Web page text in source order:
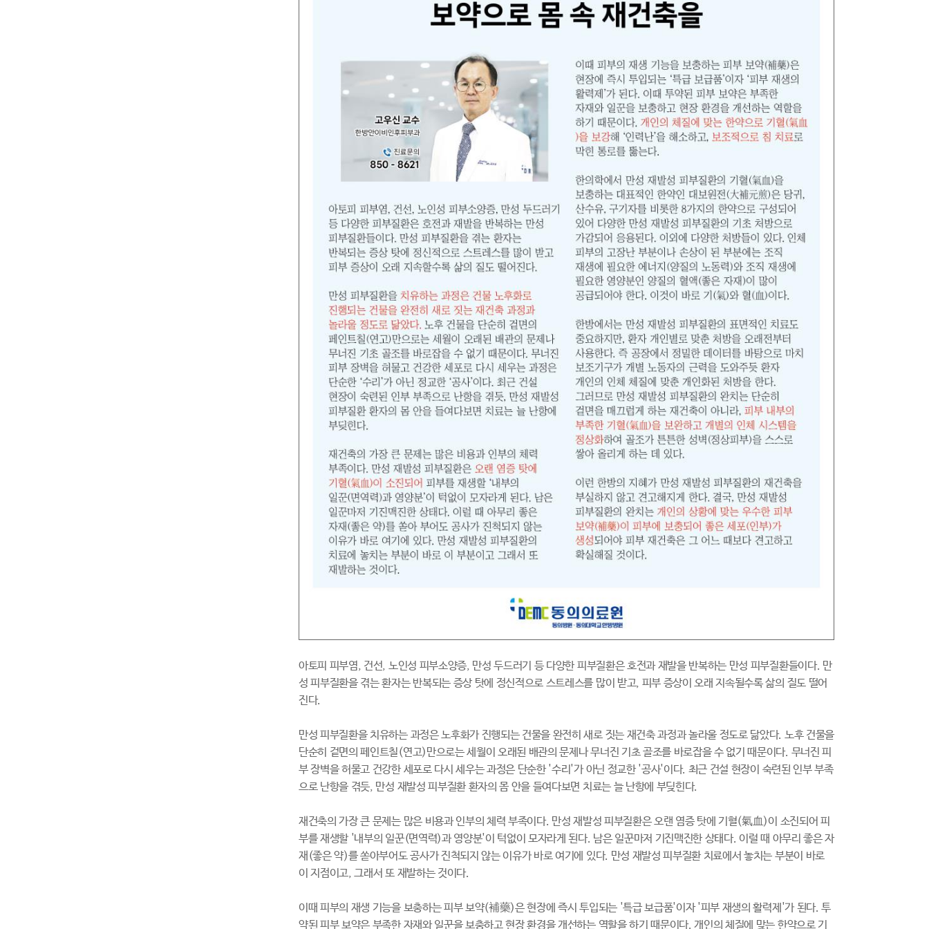
아토피 피부염, 건선, 노인성 피부소양증, 만성 두드러기 등 다양한 피부질환은 호전과 재발을 반복하는 만성 피부질환들이다. 만
성 피부질환을 겪는 환자는 반복되는 증상 탓에 정신적으로 스트레스를 많이 받고, 피부 증상이 오래 지속될수록 삶의 질도 떨어
진다.
만성 피부질환을 치유하는 과정은 노후화가 진행되는 건물을 완전히 새로 짓는 재건축 과정과 놀라울 정도로 닮았다. 노후 건물을
단순히 겉면의 페인트칠(연고)만으로는 세월이 오래된 배관의 문제나 무너진 기초 골조를 바로잡을 수 없기 때문이다. 무너진 피
부 장벽을 허물고 건강한 세포로 다시 세우는 과정은 단순한 '수리'가 아닌 정교한 '공사'이다. 최근 건설 현장이 숙련된 인부 부족
으로 난항을 겪듯, 만성 재발성 피부질환 환자의 몸 안을 들여다보면 치료는 늘 난항에 부딪힌다.
재건축의 가장 큰 문제는 많은 비용과 인부의 체력 부족이다. 만성 재발성 피부질환은 오랜 염증 탓에 기혈(氣血)이 소진되어 피
부를 재생할 '내부의 일꾼(면역력)과 영양분'이 턱없이 모자라게 된다. 남은 일꾼마저 기진맥진한 상태다. 이럴 때 아무리 좋은 자
재(좋은 약)를 쏟아부어도 공사가 진척되지 않는 이유가 바로 여기에 있다. 만성 재발성 피부질환 치료에서 놓치는 부분이 바로
이 지점이고, 그래서 또 재발하는 것이다.
이때 피부의 재생 기능을 보충하는 피부 보약(補藥)은 현장에 즉시 투입되는 '특급 보급품'이자 '피부 재생의 활력제'가 된다. 투
약된 피부 보약은 부족한 자재와 일꾼을 보충하고 현장 환경을 개선하는 역할을 하기 때문이다. 개인의 체질에 맞는 한약으로 기